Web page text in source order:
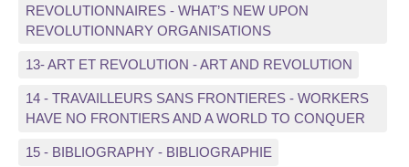
REVOLUTIONNAIRES - WHAT’S NEW UPON
REVOLUTIONNARY ORGANISATIONS
13- ART ET REVOLUTION - ART AND REVOLUTION
14 - TRAVAILLEURS SANS FRONTIERES - WORKERS
HAVE NO FRONTIERS AND A WORLD TO CONQUER
15 - BIBLIOGRAPHY - BIBLIOGRAPHIE